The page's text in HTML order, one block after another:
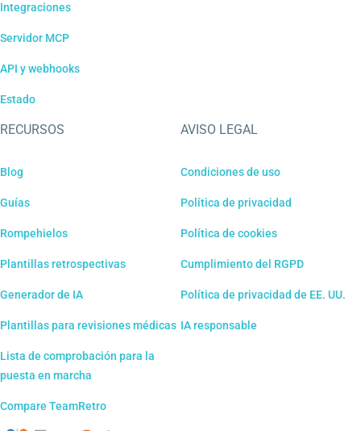
Integraciones
Servidor MCP
API y webhooks
Estado
RECURSOS
Blog
Guías
Rompehielos
Plantillas retrospectivas
Generador de IA
Plantillas para revisiones médicas
Lista de comprobación para la
puesta en marcha
Compare TeamRetro
AVISO LEGAL
Condiciones de uso
Política de privacidad
Política de cookies
Cumplimiento del RGPD
Política de privacidad de EE. UU.
IA responsable